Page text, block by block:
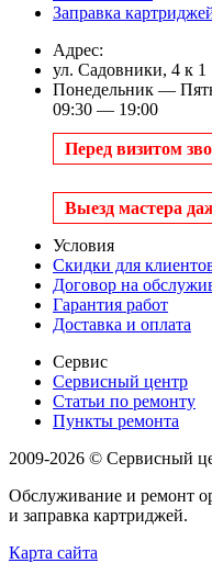
Заправка
Адрес:
ул. Садовники, 4 к 1
Понедельник —
09:30 — 19:00
Перед визитом
Выезд мастера
Условия
Скидки для
Договор на
Гарантия работ
Доставка и оплата
Сервис
Сервисный центр
Статьи по ремонту
Пункты ремонта
2009-2026 ©
Обслуживание и ремонт
и заправка картриджей.
Карта сайта